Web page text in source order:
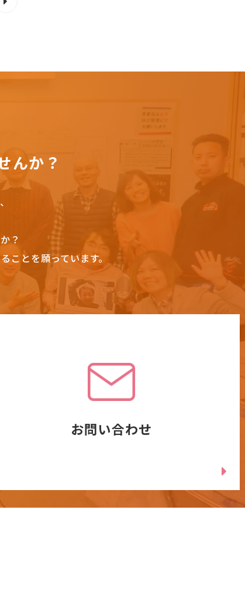
んか？
？
とを願っています。
お問い合わせ